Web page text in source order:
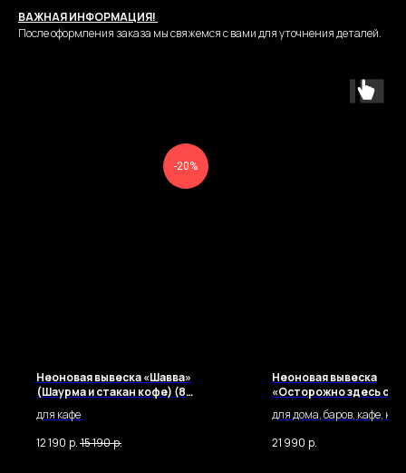
ВАЖНАЯ ИНФОРМАЦИЯ!
После оформления заказа мы свяжемся с вами для уточнения деталей.
-20%
Неоновая вывеска «Шавва»
(Шаурма и стакан кофе) (80
для кафе
12 190 р. 15 190р.
Неоновая вывеска
«Осторожно здесь
хорошо» (100 х 32 см.)
для дома, баров, кафе,
21 990 р.